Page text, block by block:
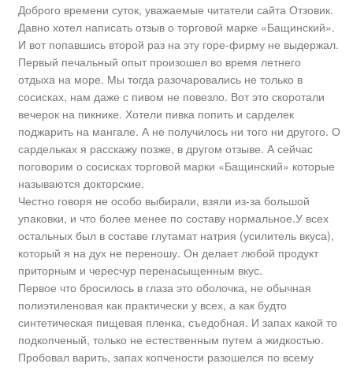
Доброго времени суток, уважаемые читатели сайта Отзовик.
Давно хотел написать отзыв о торговой марке «Бащинский».
И вот попавшись второй раз на эту горе-фирму не выдержал.
Первый печальный опыт произошел во время летнего
отдыха на море. Мы тогда разочаровались не только в
сосисках, нам даже с пивом не повезло. Вот это скоротали
вечерок на пикнике. Хотели пивка попить и сарделек
поджарить на мангале. А не получилось ни того ни другого. О
сардельках я расскажу позже, в другом отзыве. А сейчас
поговорим о сосисках торговой марки «Бащинский» которые
называются докторские.
Честно говоря не особо выбирали, взяли из-за большой
упаковки, и что более менее по составу нормальное.У всех
остальных был в составе глутамат натрия (усилитель вкуса),
который я на дух не переношу. Он делает любой продукт
приторным и чересчур перенасыщенным вкус.
Первое что бросилось в глаза это оболочка, не обычная
полиэтиленовая как практически у всех, а как будто
синтетическая пищевая пленка, съедобная. И запах какой то
подкопченый, только не естественным путем а жидкостью.
Пробовал варить, запах копчености разошелся по всему